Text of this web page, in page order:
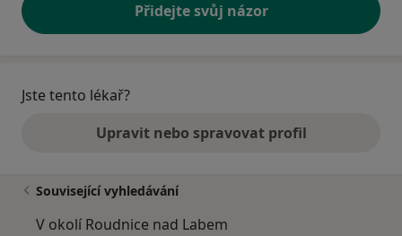
Přidejte svůj názor
Jste tento lékař?
Upravit nebo spravovat profil
Související vyhledávání
V okolí Roudnice nad Labem